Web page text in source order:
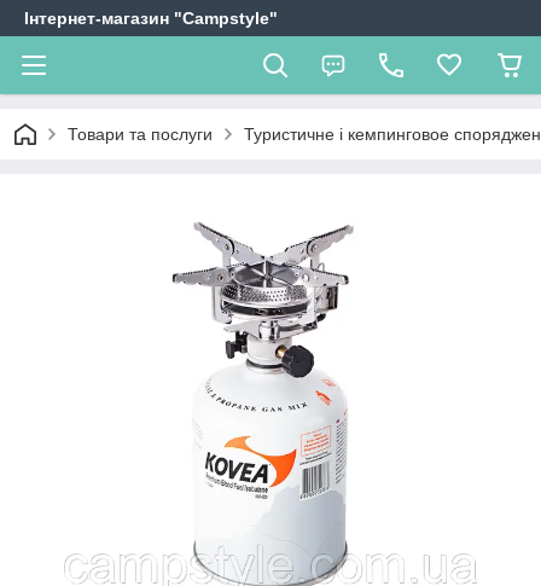
Інтернет-магазин "Campstyle"
Товари та послуги Туристичне і кемпинговое